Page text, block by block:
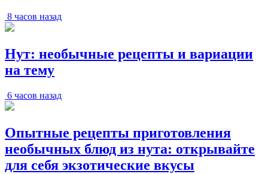
8 часов назад
Нут: необычные рецепты и вариации
на тему
6 часов назад
Опытные рецепты приготовления
необычных блюд из нута: открывайте
для себя экзотические вкусы